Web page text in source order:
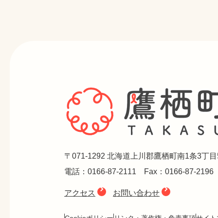
〒071-1292 北海道上川郡鷹栖町南1条3丁
電話：0166-87-2111 Fax：0166-87-2196
アクセス お問い合わせ